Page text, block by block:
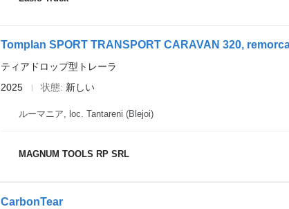
Tomplan SPORT TRANSPORT CARAVAN 320,
ティアドロップ型トレーラ
2025
状態 新しい
ルーマニア, loc. Tantareni (Blejoi)
MAGNUM TOOLS RP SRL
CarbonTear